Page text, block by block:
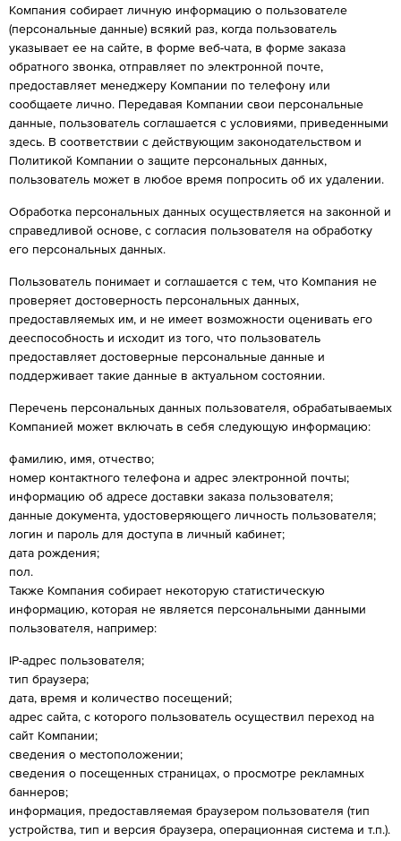
Компания собирает личную информацию о пользователе
(персональные данные) всякий раз, когда пользователь
указывает ее на сайте, в форме веб-чата, в форме заказа
обратного звонка, отправляет по электронной почте,
предоставляет менеджеру Компании по телефону или
сообщаете лично. Передавая Компании свои персональные
данные, пользователь соглашается с условиями, приведенными
здесь. В соответствии с действующим законодательством и
Политикой Компании о защите персональных данных,
пользователь может в любое время попросить об их удалении.
Обработка персональных данных осуществляется на законной и
справедливой основе, с согласия пользователя на обработку
его персональных данных.
Пользователь понимает и соглашается с тем, что Компания не
проверяет достоверность персональных данных,
предоставляемых им, и не имеет возможности оценивать его
дееспособность и исходит из того, что пользователь
предоставляет достоверные персональные данные и
поддерживает такие данные в актуальном состоянии.
Перечень персональных данных пользователя, обрабатываемых
Компанией может включать в себя следующую информацию:
фамилию, имя, отчество;
номер контактного телефона и адрес электронной почты;
информацию об адресе доставки заказа пользователя;
данные документа, удостоверяющего личность пользователя;
логин и пароль для доступа в личный кабинет;
дата рождения;
пол.
Также Компания собирает некоторую статистическую
информацию, которая не является персональными данными
пользователя, например:
IP-адрес пользователя;
тип браузера;
дата, время и количество посещений;
адрес сайта, с которого пользователь осуществил переход на
сайт Компании;
сведения о местоположении;
сведения о посещенных страницах, о просмотре рекламных
баннеров;
информация, предоставляемая браузером пользователя (тип
устройства, тип и версия браузера, операционная система и т.п.).